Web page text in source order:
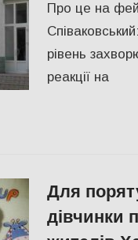
Про це на
рівень
реакції на
Для
дівчинки